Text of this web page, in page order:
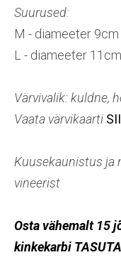
Suurused:
M - diameeter 9cm
L - diameeter 11cm
Värvivalik: kuldne,
Vaata värvikaarti
Kuusekaunistus ja
vineerist
Osta vähemalt 15
kinkekarbi